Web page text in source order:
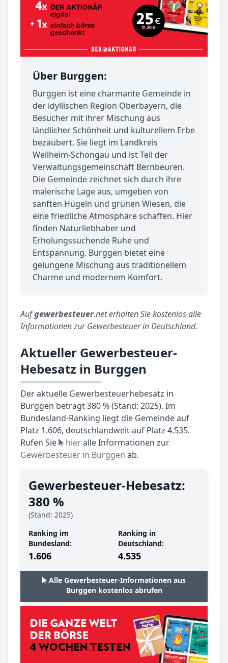
Über Burggen:
Burggen ist eine charmante Gemeinde in
der idyllischen Region Oberbayern, die
Besucher mit ihrer Mischung aus
ländlicher Schönheit und kulturellem Erbe
bezaubert. Sie liegt im Landkreis
Weilheim-Schongau und ist Teil der
Verwaltungsgemeinschaft Bernbeuren.
Die Gemeinde zeichnet sich durch ihre
malerische Lage aus, umgeben von
sanften Hügeln und grünen Wiesen, die
eine friedliche Atmosphäre schaffen. Hier
finden Naturliebhaber und
Erholungssuchende Ruhe und
Entspannung. Burggen bietet eine
gelungene Mischung aus traditionellem
Charme und modernem Komfort.
Aufgewerbesteuer.net erhalten Sie kostenlos alle
Informationen zur Gewerbesteuer in Deutschland.
Aktueller Gewerbesteuer-
Hebesatz in Burggen
Der aktuelle Gewerbesteuerhebesatz in
Burggen beträgt 380 % (Stand: 2025). Im
Bundesland-Ranking liegt die Gemeinde auf
Platz 1.606, deutschlandweit auf Platz 4.535.
Rufen Sie
hieralle Informationen zur
Gewerbesteuer in Burggen ab.
Gewerbesteuer-Hebesatz:
380 %
(Stand: 2025)
Ranking im
Bundesland:
1.606
Ranking in
Deutschland:
4.535
Alle Gewerbesteuer-Informationen aus
Burggen kostenlos abrufen